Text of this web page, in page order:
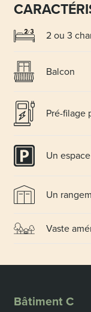
2 ou 3
Balcon
Pré-filage
Un
Un
Vaste
Bâtiment C